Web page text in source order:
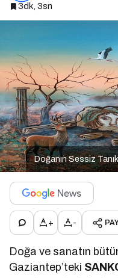
3dk, 3sn
Doğanın Sessiz
+ -
Doğa ve sanatın
Gaziantep’teki